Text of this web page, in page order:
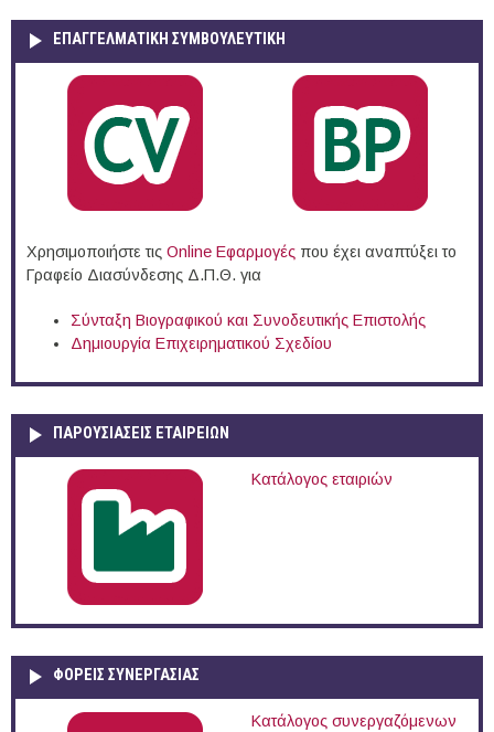
ΕΠΑΓΓΕΛΜΑΤΙΚΉ ΣΥΜΒΟΥΛΕΥΤΙΚΉ
Χρησιμοποιήστε τις Online Eφαρμογές που έχει αναπτύξει το
Γραφείο Διασύνδεσης Δ.Π.Θ. για
Σύνταξη Βιογραφικού και Συνοδευτικής Επιστολής
Δημιουργία Επιχειρηματικού Σχεδίου
ΠΑΡΟΥΣΙΆΣΕΙΣ ΕΤΑΙΡΕΙΏΝ
Κατάλογος εταιριών
ΦΟΡΕΙΣ ΣΥΝΕΡΓΑΣΙΑΣ
Κατάλογος συνεργαζόμενων